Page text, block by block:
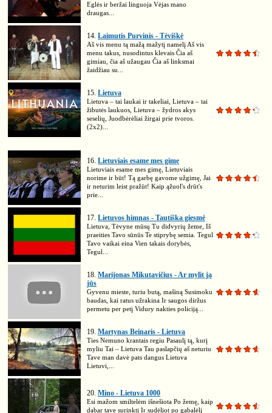
Eglės ir beržai linguoja Vėjas mano
draugas...
14. Laimutis Purvinis - Tėviškė
Aš vis menu tą mažą mažytį namelį Aš vis
menu takus, nusodintus klevais Čia aš
gimiau, čia aš užaugau Čia aš linksmai
žaidžiau su...
15. Lietuva
Lietuva – tai laukai ir takeliai, Lietuva – tai
žibutės laukuos, Lietuva – žydros akys
seselių, Juodbėrėliai žirgai prie tvoros.
(2x2)...
16. Lietuviais esame mes gimę
Lietuviais esame mes gimę, Lietuviais
norime ir būt! Tą garbę gavome užgimę, Jai
ir neturim leist pražūt! Kaip ąžuol's drūt's
prie...
17. Lietuvos himnas - Tautiška giesmė
Lietuva, Tėvyne mūsų Tu didvyrių žeme, Iš
praeities Tavo sūnūs Te stiprybę semia. Tegul
Tavo vaikai eina Vien takais dorybės,
Tegul...
18. Marijonas Mikutavičius - Ar mylit ją
jūs
Gyvenu mieste, turiu butą, mašiną Susimoku
baudas, kai ratus užrakina Ir saugos diržus
permetu per petį Vidury nakties policiją...
19. Martynas Beinaris - Lietuva
Ties Nemuno krantais regiu Pasaulį tą, kurį
myliu Tai – Lietuva Tau paslapčių aš neturiu
Tave man davė pats dangus Lietuva
Lietuvi,...
20. Mino - Lietuva 1000
Esi mažom smiltelėm išnešiota Po žemę, kaip
dabar tave surinkti Ir sudėliot po gabalėlį